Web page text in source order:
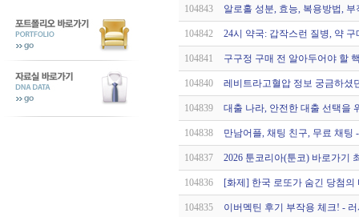
104843 알로홀 성분, 효능, 복용방법,
104842 24시 약국: 갑작스런 질병, 약
104841 구구정 구매 전 알아두어야 할
104840 레비트라고혈압 정보 궁금하셨
104839 대출 나라, 안전한 대출 선택을
104838 만남어플, 채팅 친구, 무료 채팅
104837 2026 툰코리아(툰코) 바로가기
104836 [화제] 한국 로또가 숨긴 당첨
104835 이버멕틴 후기 부작용 체크! -